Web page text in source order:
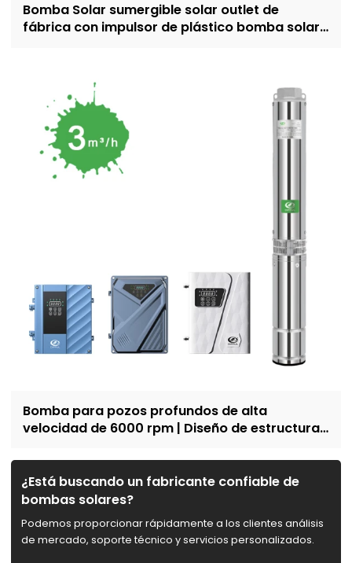
Bomba Solar sumergible solar outlet de
fábrica con impulsor de plástico bomba solar
Bomba para pozos profundos de alta
velocidad de 6000 rpm | Diseño de estructura
y riego doméstico | Reclutar distribuidores
¿Está buscando un fabricante confiable de
bombas solares?
Podemos proporcionar rápidamente a los clientes análisis
de mercado, soporte técnico y servicios personalizados.